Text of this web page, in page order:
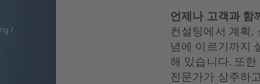
언제나 고객과 함
컨설팅에서 계획,
념에 이르기까지
해 있습니다. 또한
전문가가 상주하